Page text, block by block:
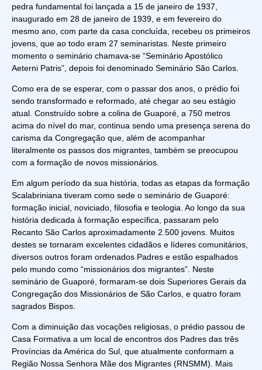
pedra fundamental foi lançada a 15 de janeiro de 1937,
inaugurado em 28 de janeiro de 1939, e em fevereiro do
mesmo ano, com parte da casa concluída, recebeu os primeiros
jovens, que ao todo eram 27 seminaristas. Neste primeiro
momento o seminário chamava-se “Seminário Apostólico
Aeterni Patris”, depois foi denominado Seminário São Carlos.
Como era de se esperar, com o passar dos anos, o prédio foi
sendo transformado e reformado, até chegar ao seu estágio
atual. Construído sobre a colina de Guaporé, a 750 metros
acima do nível do mar, continua sendo uma presença serena do
carisma da Congregação que, além de acompanhar
literalmente os passos dos migrantes, também se preocupou
com a formação de novos missionários.
Em algum período da sua história, todas as etapas da formação
Scalabriniana tiveram como sede o seminário de Guaporé:
formação inicial, noviciado, filosofia e teologia. Ao longo da sua
história dedicada à formação específica, passaram pelo
Recanto São Carlos aproximadamente 2.500 jovens. Muitos
destes se tornaram excelentes cidadãos e líderes comunitários,
diversos outros foram ordenados Padres e estão espalhados
pelo mundo como “missionários dos migrantes”. Neste
seminário de Guaporé, formaram-se dois Superiores Gerais da
Congregação dos Missionários de São Carlos, e quatro foram
sagrados Bispos.
Com a diminuição das vocações religiosas, o prédio passou de
Casa Formativa a um local de encontros dos Padres das três
Províncias da América do Sul, que atualmente conformam a
Região Nossa Senhora Mãe dos Migrantes (RNSMM). Mais